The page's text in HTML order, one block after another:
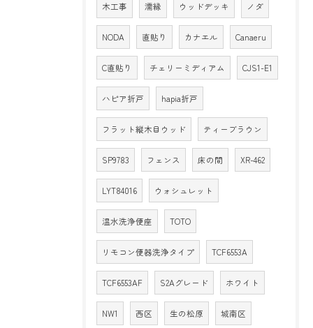
木工事 濡縁 ウッドデッキ ノダ
NODA 直貼り カナエル Canaeru
C直貼り チェリーミディアム CJS1-E1
ハピア折戸 hapia折戸
フラット縦木目ウッド ティーブラウン
SP9783 フェンス 床の間 XR-462
LYT84016 ウォシュレット
温水洗浄便座 TOTO
リモコン便器洗浄タイプ TCF6553A
TCF6553AF S2Aグレード ホワイト
NW1 西区 生の松原 城南区